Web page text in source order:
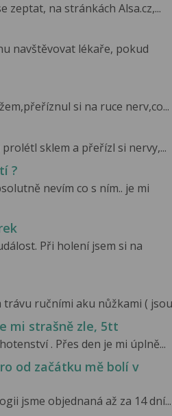
zeptat, na stránkách Alsa.cz,...
navštěvovat lékaře, pokud
si na ruce nerv,co...
sklem a přeřízl si nervy,...
?
nevím co s ním.. je mi
Při holení jsem si na
ručními aku nůžkami (
mi strašně zle, 5tt
. Přes den je mi úplně...
od začátku mě bolí v
jsme objednaná až za 14 dní...